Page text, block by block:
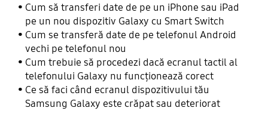
Cum să transferi date de pe un iPhone sau iPad
pe un nou dispozitiv Galaxy cu Smart Switch
Cum se transferă date de pe telefonul Android
vechi pe telefonul nou
Cum trebuie să procedezi dacă ecranul tactil al
telefonului Galaxy nu funcționează corect
Ce să faci când ecranul dispozitivului tău
Samsung Galaxy este crăpat sau deteriorat